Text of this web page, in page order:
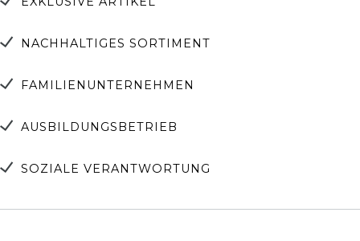
NACHHALTIGES SORTIMENT
FAMILIENUNTERNEHMEN
AUSBILDUNGSBETRIEB
SOZIALE VERANTWORTUNG